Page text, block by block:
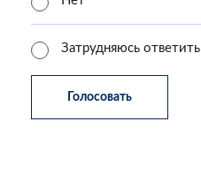
Затрудняюсь ответить